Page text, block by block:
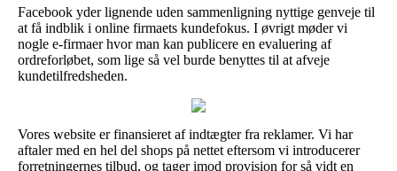
Facebook yder lignende uden sammenligning nyttige genveje til
at få indblik i online firmaets kundefokus. I øvrigt møder vi
nogle e-firmaer hvor man kan publicere en evaluering af
ordreforløbet, som lige så vel burde benyttes til at afveje
kundetilfredsheden.
Vores website er finansieret af indtægter fra reklamer. Vi har
aftaler med en hel del shops på nettet eftersom vi introducerer
forretningernes tilbud, og tager imod provision for så vidt en